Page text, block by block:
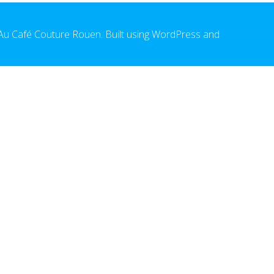
Café Couture Rouen. Built using WordPress and